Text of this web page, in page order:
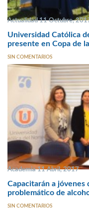
Actualidad 11 Octubre,
Universidad Católica
presente en Copa de
SIN COMENTARIOS
Academia 11 Abril, 2017
Capacitarán a jóvenes
problemático de
SIN COMENTARIOS